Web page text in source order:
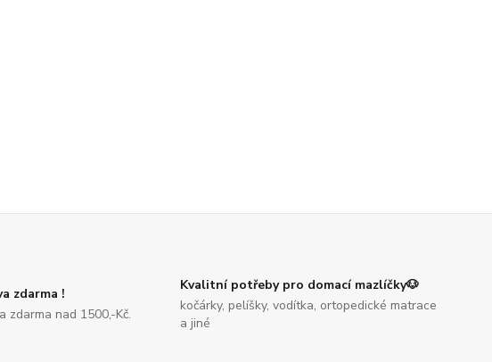
zdarma !
zdarma nad 1500,-Kč.
Kvalitní potřeby pro domací mazlíčky🐶
kočárky, pelíšky, vodítka, ortopedické matrace
a jiné